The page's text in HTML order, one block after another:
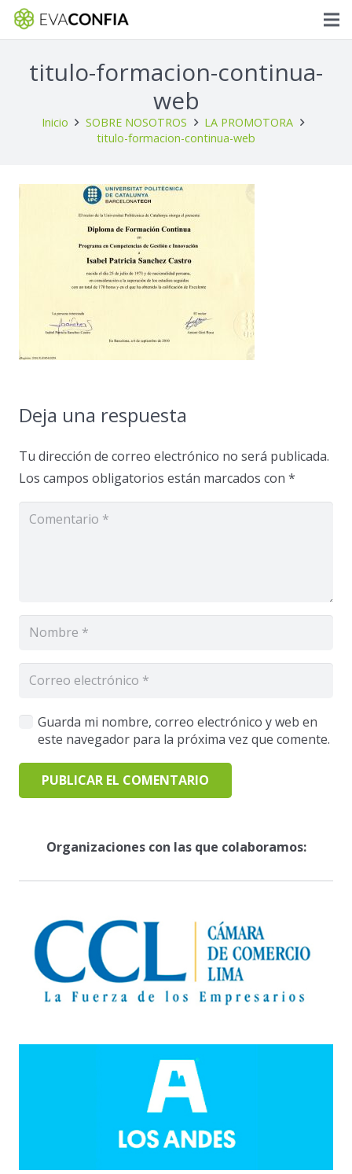
titulo-formacion-continua-
web
Inicio SOBRE NOSOTROS
LA PROMOTORA
titulo-formacion-continua-web
Deja una respuesta
Tu dirección de correo electrónico no será publicada.
Los campos obligatorios están marcados con *
Guarda mi nombre, correo electrónico y web en
este navegador para la próxima vez que comente.
PUBLICAR EL COMENTARIO
Organizaciones con las que colaboramos: